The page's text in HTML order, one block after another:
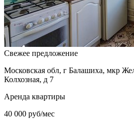
Свежее предложение
Московская обл, г Балашиха, мкр
Колхозная, д 7
Аренда квартиры
40 000 руб/мес